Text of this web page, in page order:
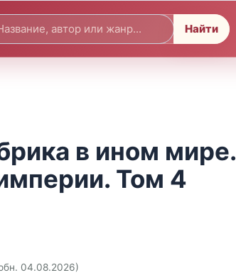
Найти
в ином мире.
Том 4
04.08.2026)